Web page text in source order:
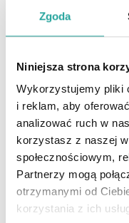
Zgoda
Niniejsza strona
Wykorzystujemy pliki
i reklam, aby
analizować ruch w
korzystasz z naszej
społecznościowym,
Partnerzy mogą
otrzymanymi od
korzystania z ich
seksuologa.
1. Wywiad
1.1. Dokładny opis
przez osobę
1.2. Opis problemu
2. Wywiad lekarski:
2.1. przebyte